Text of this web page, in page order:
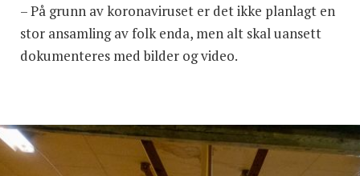
– På grunn av koronaviruset er det ikke planlagt en
stor ansamling av folk enda, men alt skal uansett
dokumenteres med bilder og video.